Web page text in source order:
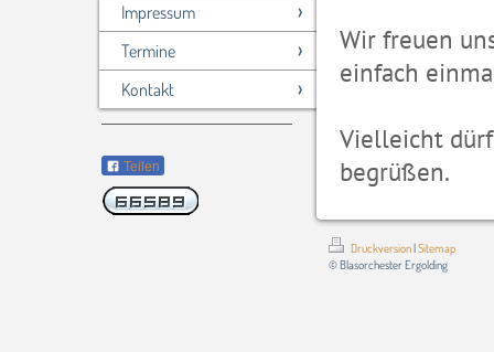
Impressum
Termine
Kontakt
Teilen
Wir freuen
einfach
Vielleicht
begrüßen.
Druckversion|Sitemap
© Blasorchester Ergolding